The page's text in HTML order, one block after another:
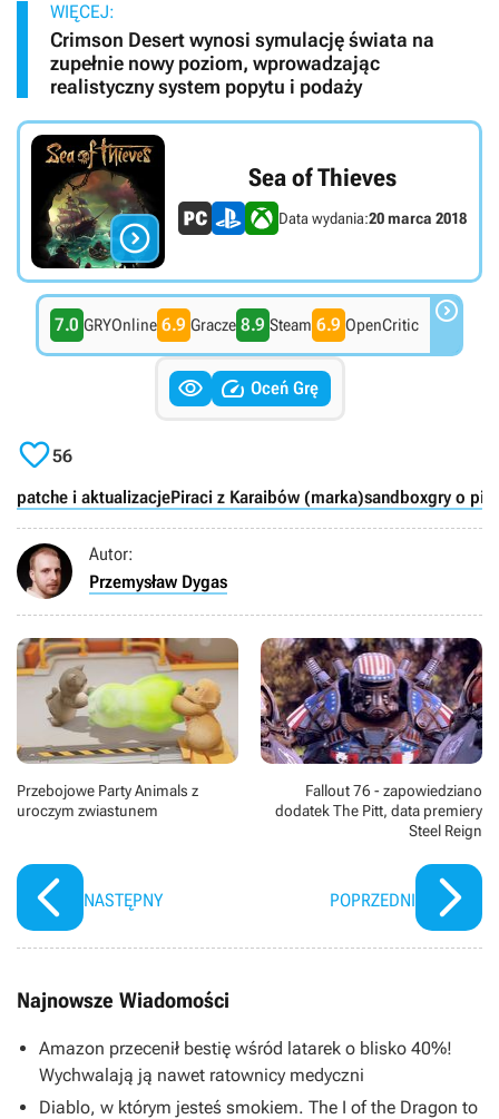
WIĘCEJ:
Crimson Desert wynosi symulację świata na
zupełnie nowy poziom, wprowadzając
realistyczny system popytu i podaży

Sea of Thieves
Data wydania:20 marca 2018
7.0 GRYOnline 6.9 Gracze 8.9 Steam 6.9 OpenCritic 
  Oceń Grę
56
patche i aktualizacjePiraci z Karaibów (marka)sandboxgry o
Autor:
Przemysław Dygas
Przebojowe Party Animals z
uroczym zwiastunem
NASTĘPNY
Fallout 76 - zapowiedziano
dodatek The Pitt, data premiery
Steel Reign
POPRZEDNI
Najnowsze Wiadomości
Amazon przecenił bestię wśród latarek o blisko 40%!
Wychwalają ją nawet ratownicy medyczni
Diablo, w którym jesteś smokiem. The I of the Dragon to